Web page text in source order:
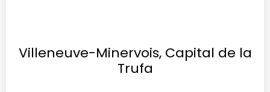
Villeneuve-Minervois, Capital de la
Trufa